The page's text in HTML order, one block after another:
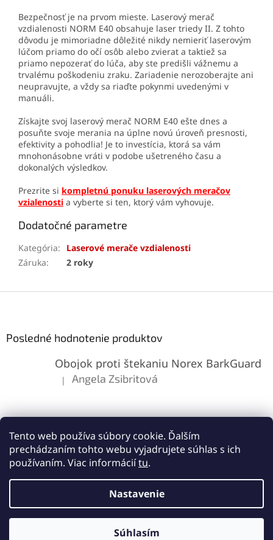
Tento web používa súbory cookie. Ďalším
prechádzaním tohto webu vyjadrujete súhlas s ich
používaním. Viac informáciítu.
Nastavenie
Súhlasím
Bezpečnosť je na prvom mieste. Laserový merač
vzdialenosti NORM E40 obsahuje laser triedy II. Z tohto
dôvodu je mimoriadne dôležité nikdy nemieriť laserovým
lúčom priamo do očí osôb alebo zvierat a taktiež sa
priamo nepozerať do lúča, aby ste predišli vážnemu a
trvalému poškodeniu zraku. Zariadenie nerozoberajte ani
neupravujte, a vždy sa riaďte pokynmi uvedenými v
manuáli.
Získajte svoj laserový merač NORM E40 ešte dnes a
posuňte svoje merania na úplne novú úroveň presnosti,
efektivity a pohodlia! Je to investícia, ktorá sa vám
mnohonásobne vráti v podobe ušetreného času a
dokonalých výsledkov.
Prezrite si kompletnú ponuku laserových meračov
vzialenosti a vyberte si ten, ktorý vám vyhovuje.
Dodatočné parametre
Kategória:
Laserové merače vzdialenosti
Záruka: 2 roky
Posledné hodnotenie produktov
Obojok proti štekaniu Norex BarkGuard
Hodnotenie produktu je 5 z 5 hviezdičiek.
| Angela Zsibritová
Vytvoril Shoptet
Copyright 2026Lemes.sk. Všetky práva vyhradené.Upraviť
nastavenie cookies